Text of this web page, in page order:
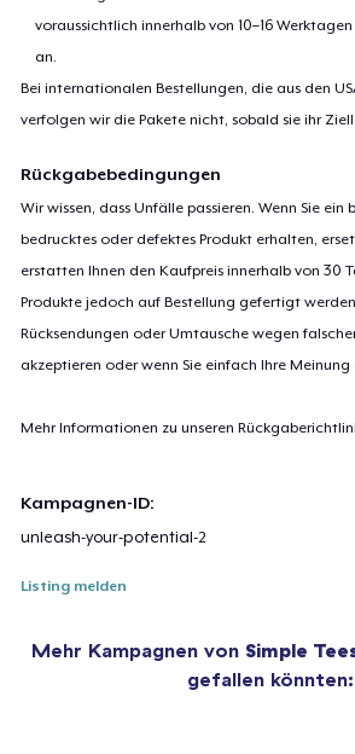
voraussichtlich innerhalb von 10–16
an.
Bei internationalen Bestellungen, die aus den
verfolgen wir die Pakete nicht, sobald sie ihr
Rückgabebedingungen
Wir wissen, dass Unfälle passieren. Wenn Sie ein
bedrucktes oder defektes Produkt erhalten,
erstatten Ihnen den Kaufpreis innerhalb von 30
Produkte jedoch auf Bestellung gefertigt
Rücksendungen oder Umtausche wegen
akzeptieren oder wenn Sie einfach Ihre Meinung
Mehr Informationen zu unseren
Kampagnen-ID:
unleash-your-potential-2
Listing melden
Mehr Kampagnen von Simple
gefallen könnten: